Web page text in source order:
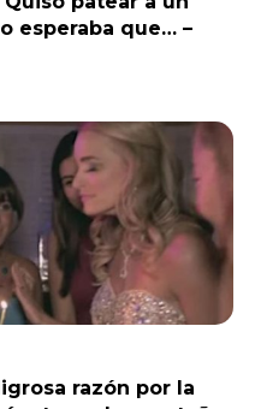
esperaba que… –
razón por la